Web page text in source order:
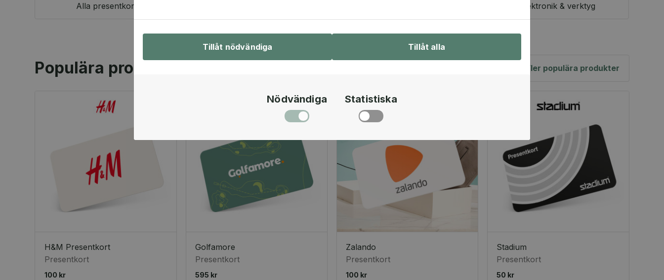
Tillåt nödvändiga Tillåt alla
Nödvändiga Statistiska
Alla presentkort Elektronik & verktyg
Populära produkter Fler populära produkter
H&M Presentkort
Presentkort
100 kr
Golfamore
Presentkort
595 kr
Zalando
Presentkort
100 kr
Stadium
Presentkort
50 kr